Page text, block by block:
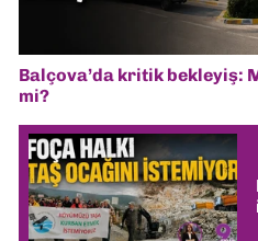
Balçova’da kritik bekleyiş:
mi?